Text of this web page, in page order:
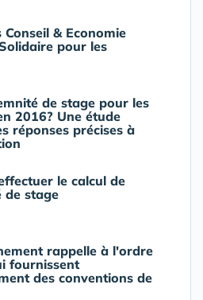
Conseil & Economie
pour les
de stage pour les
2016? Une étude
réponses précises à
le calcul de
de stage
rappelle à l'ordre
fournissent
des conventions de